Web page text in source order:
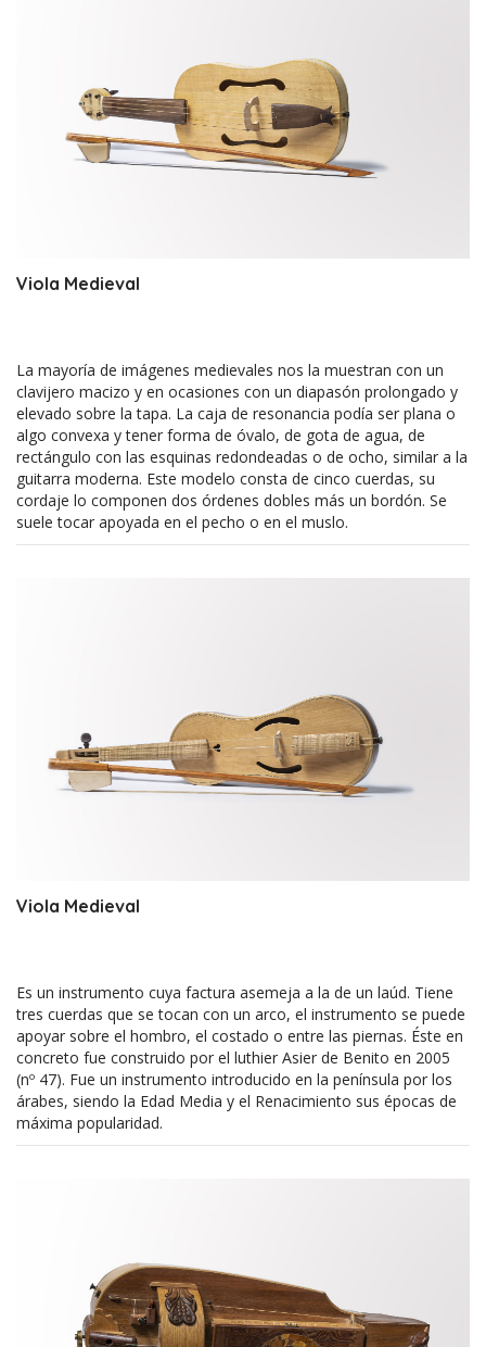
Viola Medieval
La mayoría de imágenes medievales nos la muestran con un
clavijero macizo y en ocasiones con un diapasón prolongado y
elevado sobre la tapa. La caja de resonancia podía ser plana o
algo convexa y tener forma de óvalo, de gota de agua, de
rectángulo con las esquinas redondeadas o de ocho, similar a la
guitarra moderna. Este modelo consta de cinco cuerdas, su
cordaje lo componen dos órdenes dobles más un bordón. Se
suele tocar apoyada en el pecho o en el muslo.
Viola Medieval
Es un instrumento cuya factura asemeja a la de un laúd. Tiene
tres cuerdas que se tocan con un arco, el instrumento se puede
apoyar sobre el hombro, el costado o entre las piernas. Éste en
concreto fue construido por el luthier Asier de Benito en 2005
(nº 47). Fue un instrumento introducido en la península por los
árabes, siendo la Edad Media y el Renacimiento sus épocas de
máxima popularidad.